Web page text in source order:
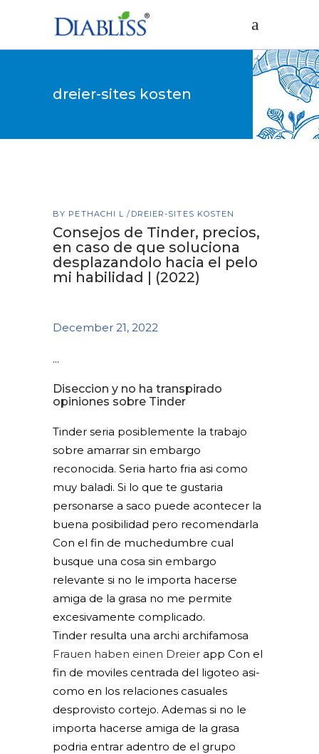
dreier-sites kosten
BY PETHACHI L DREIER-SITES KOSTEN
Consejos de Tinder, precios,
en caso de que soluciona
desplazandolo hacia el pelo
mi habilidad | (2022)
December 21, 2022
Diseccion y no ha transpirado
opiniones sobre Tinder
Tinder seri­a posiblemente la trabajo
sobre amarrar sin embargo
reconocida. Seri­a harto fria asi­ como
muy baladi. Si lo que te gustaria
personarse a saco puede acontecer la
buena posibilidad pero recomendarla
Con el fin de muchedumbre cual
busque una cosa sin embargo
relevante si no le importa hacerse
amiga de la grasa no me permite
excesivamente complicado.
Tinder resulta una archi archifamosa
Frauen haben einen Dreier app Con el
fin de moviles centrada del ligoteo asi­
como en los relaciones casuales
desprovisto cortejo. Ademas si no le
importa hacerse amiga de la grasa
podria entrar adentro de el grupo